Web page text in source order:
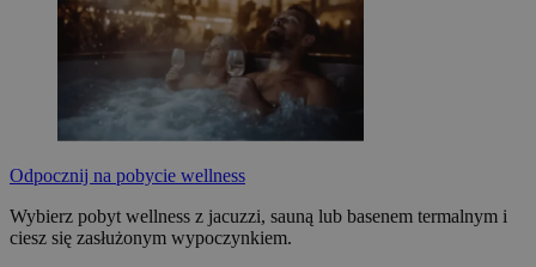
Odpocznij na pobycie wellness
Wybierz pobyt wellness z jacuzzi, sauną lub basenem termalnym i
ciesz się zasłużonym wypoczynkiem.